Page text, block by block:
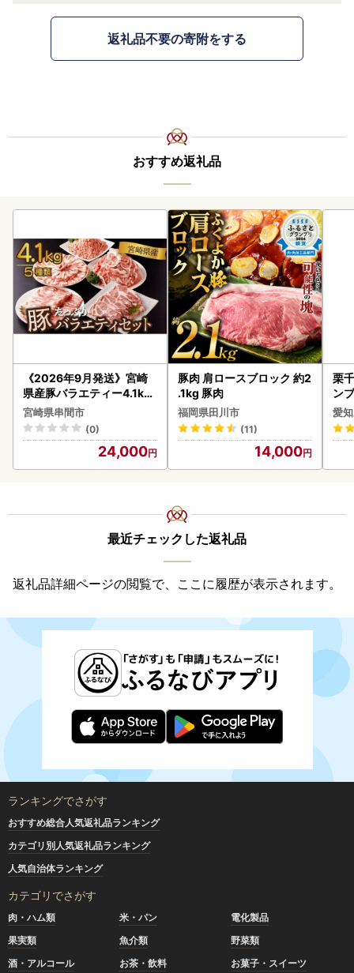
返礼品不要の寄附をする
おすすめ返礼品
《2026年9月発送》宮崎
県産豚バラエティー4.1kg
セット_K033-057-2609
宮崎県串間市
(0)
24,000
豚肉 肩ロースブロック 約2
.1kg 豚肉
福岡県田川市
(11)
14,000
栗
ン
デ
愛
最近チェックした返礼品
返礼品詳細ページの閲覧で、ここに履歴が表示されます。
ランキングでさがす
おすすめ総合人気返礼品ランキング
カテゴリ別人気返礼品ランキング
人気自治体ランキング
カテゴリでさがす
肉・ハム類 米・パン
電化製品
果実類
魚介類
野菜類
酒・アルコール
お茶・飲料
お菓子・スイーツ